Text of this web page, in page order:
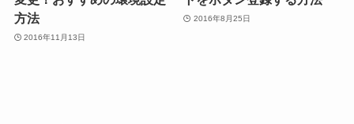
方法
2016年11月13日
2016年8月25日